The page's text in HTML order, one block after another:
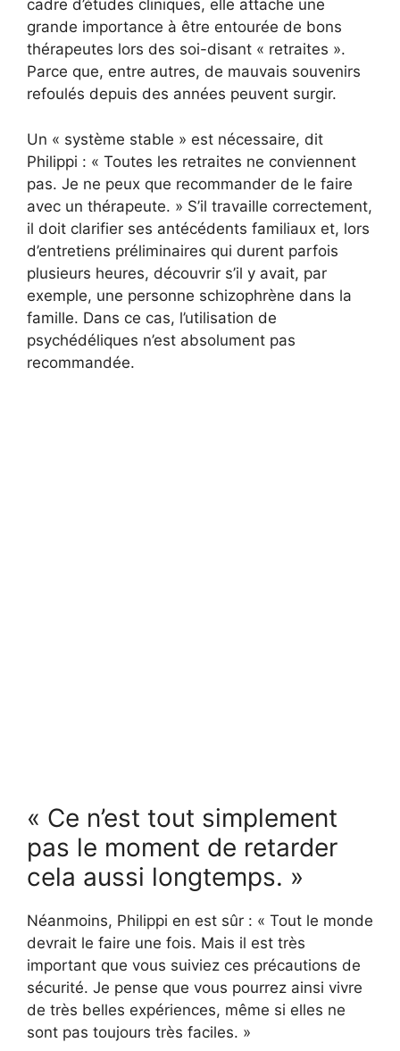
cadre d’études cliniques, elle attache une
grande importance à être entourée de bons
thérapeutes lors des soi-disant « retraites ».
Parce que, entre autres, de mauvais souvenirs
refoulés depuis des années peuvent surgir.
Un « système stable » est nécessaire, dit
Philippi : « Toutes les retraites ne conviennent
pas. Je ne peux que recommander de le faire
avec un thérapeute. » S’il travaille correctement,
il doit clarifier ses antécédents familiaux et, lors
d’entretiens préliminaires qui durent parfois
plusieurs heures, découvrir s’il y avait, par
exemple, une personne schizophrène dans la
famille. Dans ce cas, l’utilisation de
psychédéliques n’est absolument pas
recommandée.
« Ce n’est tout simplement
pas le moment de retarder
cela aussi longtemps. »
Néanmoins, Philippi en est sûr : « Tout le monde
devrait le faire une fois. Mais il est très
important que vous suiviez ces précautions de
sécurité. Je pense que vous pourrez ainsi vivre
de très belles expériences, même si elles ne
sont pas toujours très faciles. »